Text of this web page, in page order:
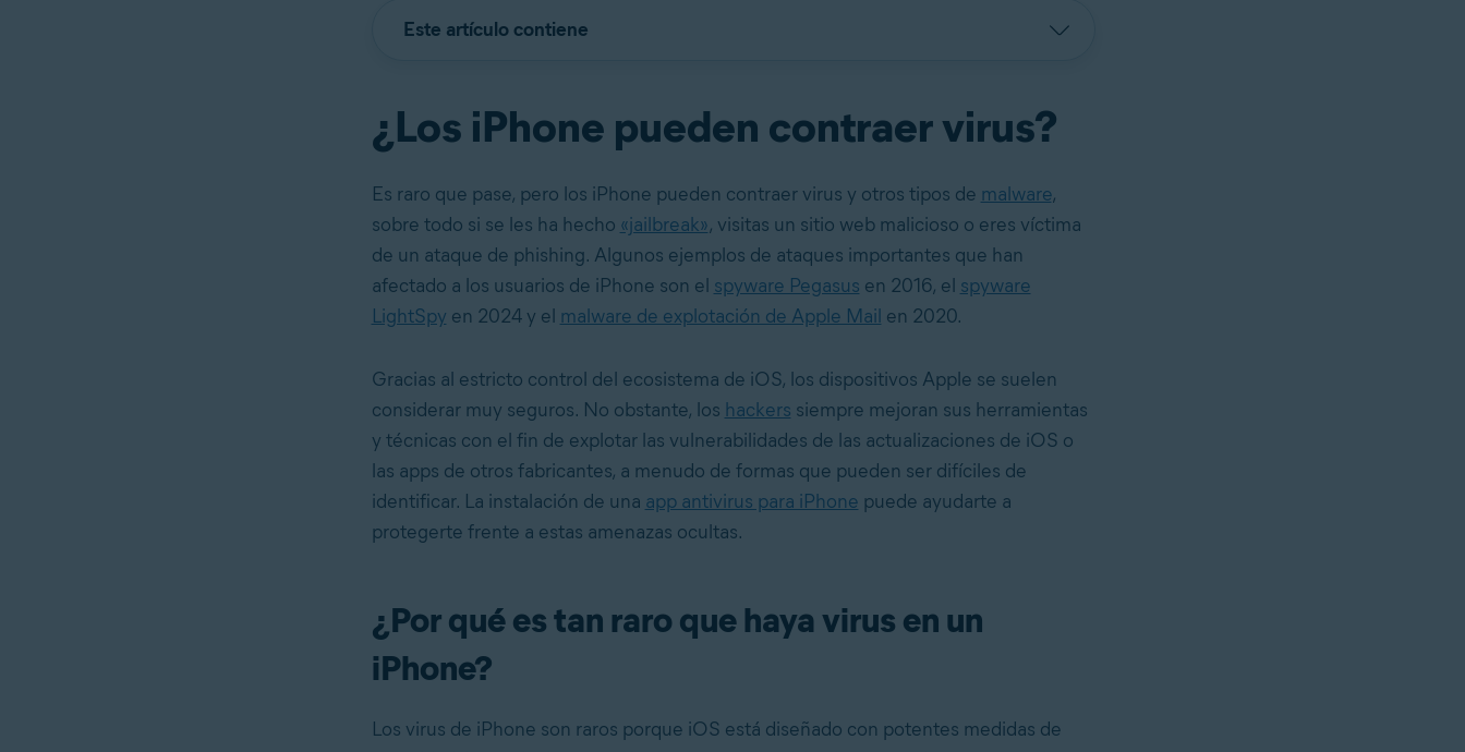
Este artículo contiene
¿Los iPhone pueden contraer virus?
Es raro que pase, pero los iPhone pueden contraer virus y otros tipos de malware,
sobre todo si se les ha hecho «jailbreak», visitas un sitio web malicioso o eres víctima
de un ataque de phishing. Algunos ejemplos de ataques importantes que han
afectado a los usuarios de iPhone son el spyware Pegasus en 2016, el spyware
LightSpy en 2024 y el malware de explotación de Apple Mail en 2020.
Gracias al estricto control del ecosistema de iOS, los dispositivos Apple se suelen
considerar muy seguros. No obstante, los hackers siempre mejoran sus herramientas
y técnicas con el fin de explotar las vulnerabilidades de las actualizaciones de iOS o
las apps de otros fabricantes, a menudo de formas que pueden ser difíciles de
identificar. La instalación de una app antivirus para iPhone puede ayudarte a
protegerte frente a estas amenazas ocultas.
¿Por qué es tan raro que haya virus en un
iPhone?
Los virus de iPhone son raros porque iOS está diseñado con potentes medidas de